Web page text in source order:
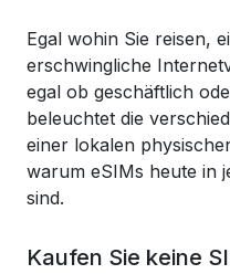
Egal wohin Sie reisen,
erschwingliche
egal ob geschäftlich
beleuchtet die
einer lokalen
warum eSIMs heute in
sind.
Kaufen Sie keine